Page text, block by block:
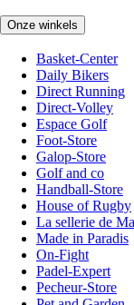
Onze winkels
Basket-Center
Daily Bikers
Direct Running
Direct-Volley
Espace Golf
Foot-Store
Galop-Store
Golf and co
Handball-Store
House of Rugby
La sellerie de
Made in Paradis
On-Fight
Padel-Expert
Pecheur-Store